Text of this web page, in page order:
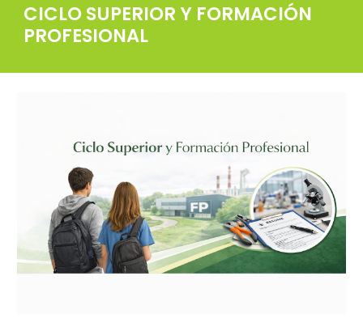
CICLO SUPERIOR Y FORMACIÓN
PROFESIONAL